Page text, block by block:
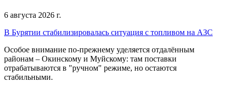
6 августа 2026 г.
В Бурятии стабилизировалась ситуация с топливом на АЗС
Особое внимание по-прежнему уделяется отдалённым
районам – Окинскому и Муйскому: там поставки
отрабатываются в "ручном" режиме, но остаются
стабильными.